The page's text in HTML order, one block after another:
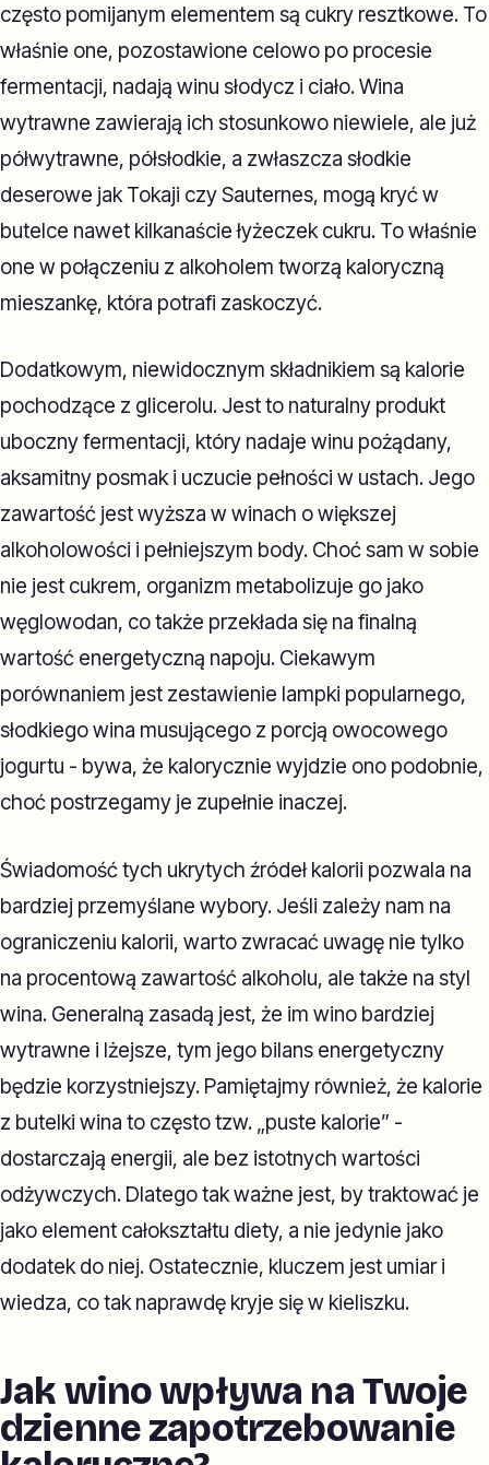
często pomijanym elementem są cukry resztkowe. To
właśnie one, pozostawione celowo po procesie
fermentacji, nadają winu słodycz i ciało. Wina
wytrawne zawierają ich stosunkowo niewiele, ale już
półwytrawne, półsłodkie, a zwłaszcza słodkie
deserowe jak Tokaji czy Sauternes, mogą kryć w
butelce nawet kilkanaście łyżeczek cukru. To właśnie
one w połączeniu z alkoholem tworzą kaloryczną
mieszankę, która potrafi zaskoczyć.
Dodatkowym, niewidocznym składnikiem są kalorie
pochodzące z glicerolu. Jest to naturalny produkt
uboczny fermentacji, który nadaje winu pożądany,
aksamitny posmak i uczucie pełności w ustach. Jego
zawartość jest wyższa w winach o większej
alkoholowości i pełniejszym body. Choć sam w sobie
nie jest cukrem, organizm metabolizuje go jako
węglowodan, co także przekłada się na finalną
wartość energetyczną napoju. Ciekawym
porównaniem jest zestawienie lampki popularnego,
słodkiego wina musującego z porcją owocowego
jogurtu - bywa, że kalorycznie wyjdzie ono podobnie,
choć postrzegamy je zupełnie inaczej.
Świadomość tych ukrytych źródeł kalorii pozwala na
bardziej przemyślane wybory. Jeśli zależy nam na
ograniczeniu kalorii, warto zwracać uwagę nie tylko
na procentową zawartość alkoholu, ale także na styl
wina. Generalną zasadą jest, że im wino bardziej
wytrawne i lżejsze, tym jego bilans energetyczny
będzie korzystniejszy. Pamiętajmy również, że kalorie
z butelki wina to często tzw. „puste kalorie” -
dostarczają energii, ale bez istotnych wartości
odżywczych. Dlatego tak ważne jest, by traktować je
jako element całokształtu diety, a nie jedynie jako
dodatek do niej. Ostatecznie, kluczem jest umiar i
wiedza, co tak naprawdę kryje się w kieliszku.
Jak wino wpływa na Twoje
dzienne zapotrzebowanie